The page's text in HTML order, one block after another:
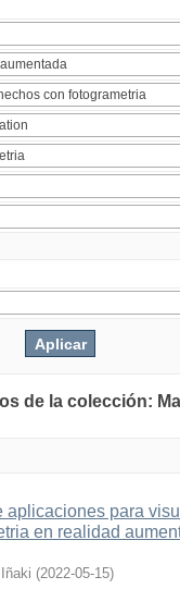
de la colección:
aplicaciones para
en realidad
(2022-05-15)